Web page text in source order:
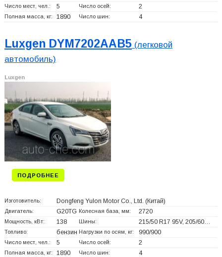
Число мест, чел.: 5 Число осей: 2
Полная масса, кг: 1890 Число шин: 4
Luxgen DYM7202AAB5 (легковой
автомобиль)
Luxgen
ПОДРОБНЕЕ
Изготовитель: Dongfeng Yulon Motor Co., Ltd. (Китай)
Двигатель: G20TG Колесная база, мм: 2720
Мощность, кВт: 138 Шины: 215/50 R17 95V, 205/60…
Топливо: бензин Нагрузки по осям, кг: 990/900
Число мест, чел.: 5 Число осей: 2
Полная масса, кг: 1890 Число шин: 4